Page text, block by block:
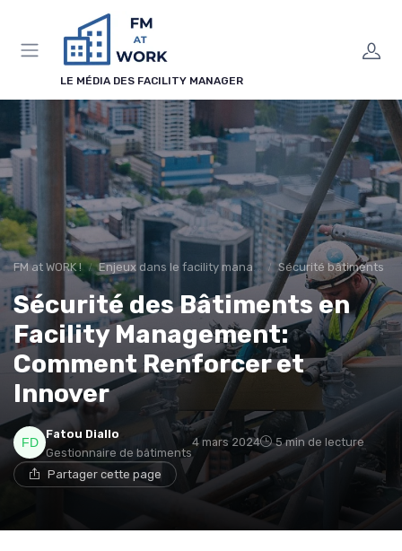
LE MÉDIA DES FACILITY MANAGER
FM at WORK ! Enjeux dans le facility management Sécurité bâtiments
Sécurité des Bâtiments en
Facility Management:
Comment Renforcer et
Innover
Fatou Diallo
Gestionnaire de bâtiments
4 mars 2024 5 min de lecture
Partager cette page
Panneau de gestion des cookies